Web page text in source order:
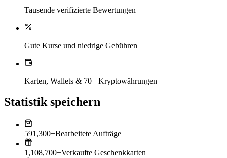
Tausende verifizierte Bewertungen
Gute Kurse und niedrige Gebühren
Karten, Wallets & 70+ Kryptowährungen
Statistik speichern
591,300+Bearbeitete Aufträge
1,108,700+Verkaufte Geschenkkarten